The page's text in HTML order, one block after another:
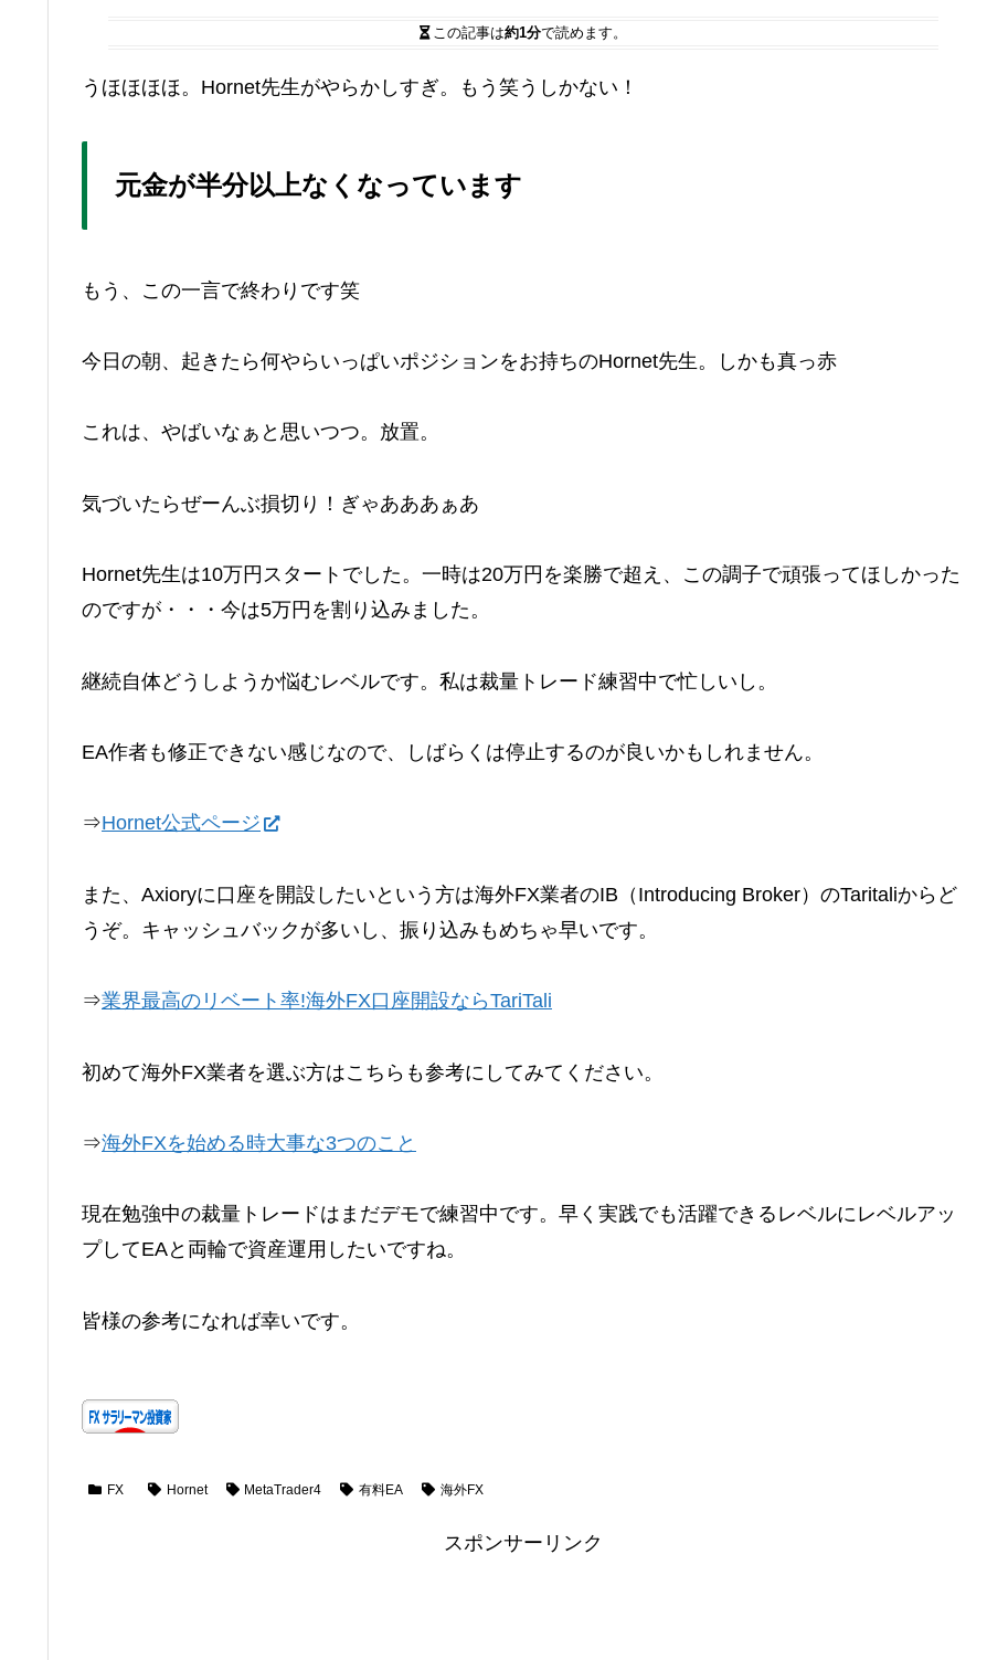
この記事は約1分で読めます。
うほほほほ。Hornet先生がやらかしすぎ。もう笑うしかない！
元金が半分以上なくなっています
もう、この一言で終わりです笑
今日の朝、起きたら何やらいっぱいポジションをお持ちのHornet先生。 しかも真っ赤
これは、やばいなぁと思いつつ。放置。
気づいたらぜーんぶ損切り！ぎゃあああぁあ
Hornet先生は10万円スタートでした。一時は20万円を楽勝で超え、この調子で頑張ってほしかった
のですが・・・今は5万円を割り込みました。
継続自体どうしようか悩むレベルです。私は裁量トレード練習中で忙しいし。
EA作者も修正できない感じなので、しばらくは停止するのが良いかもしれません。
⇒Hornet公式ページ
また、Axioryに口座を開設したいという方は海外FX業者のIB（Introducing Broker）のTaritaliからど
うぞ。キャッシュバックが多いし、振り込みもめちゃ早いです。
⇒業界最高のリベート率!海外FX口座開設ならTariTali
初めて海外FX業者を選ぶ方はこちらも参考にしてみてください。
⇒海外FXを始める時大事な3つのこと
現在勉強中の裁量トレードはまだデモで練習中です。早く実践でも活躍できるレベルにレベルアッ
プしてEAと両輪で資産運用したいですね。
皆様の参考になれば幸いです。
FX Hornet MetaTrader4 有料EA 海外FX
スポンサーリンク